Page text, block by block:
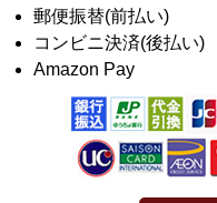
郵便振替(前払い)
コンビニ決済(後払い)
Amazon Pay